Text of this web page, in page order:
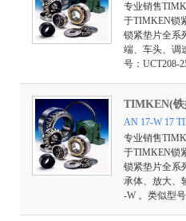
专业销售
于TIMKEN锁
锁紧垫片全系
端、车头、调
号：UCT208-
TIMKEN(铁
AN 17-W 17
专业销售
于TIMKEN锁
锁紧垫片全系
承体、放大、
-W 。类似型